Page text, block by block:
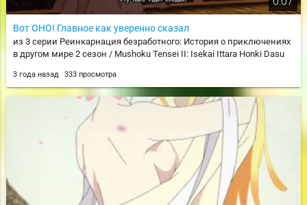
Вот ОНО! Главное как уверенно сказал
из 3 серии Реинкарнация безработного: История о приключениях
в другом мире 2 сезон / Mushoku Tensei II: Isekai Ittara Honki Dasu
3 года назад 333 просмотра